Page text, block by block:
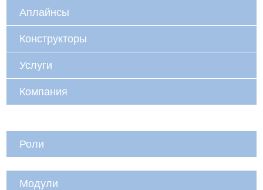
Аплайнсы
Конструкторы
Услуги
Компания
Роли
Модули